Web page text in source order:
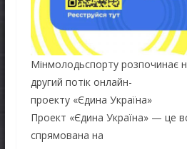
Мінмолодьспорту розпочинає
другий потік онлайн-
проекту «Єдина Україна»
Проект «Єдина Україна» — це
спрямована на